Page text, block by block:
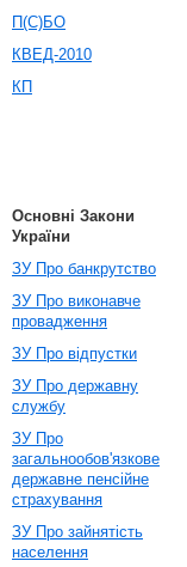
П(С)БО
КВЕД-2010
КП
Основні Закони
України
ЗУ Про банкрутство
ЗУ Про виконавче
провадження
ЗУ Про відпустки
ЗУ Про державну
службу
ЗУ Про
загальнообов'язкове
державне пенсійне
страхування
ЗУ Про зайнятість
населення